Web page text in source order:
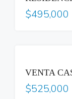
$495,000
$525,000